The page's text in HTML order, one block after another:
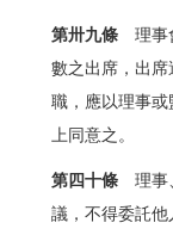
第卅九條理事
數之出席，出
職，應以理事
上同意之。
第四十條理事
議，不得委託